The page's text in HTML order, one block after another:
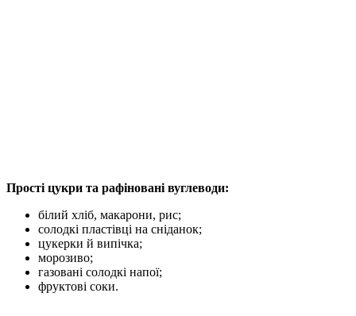
Прості цукри та рафіновані вуглеводи:
білий хліб, макарони, рис;
солодкі пластівці на сніданок;
цукерки й випічка;
морозиво;
газовані солодкі напої;
фруктові соки.